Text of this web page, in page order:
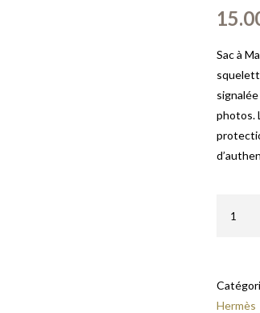
Sac à
photos.
Hermès